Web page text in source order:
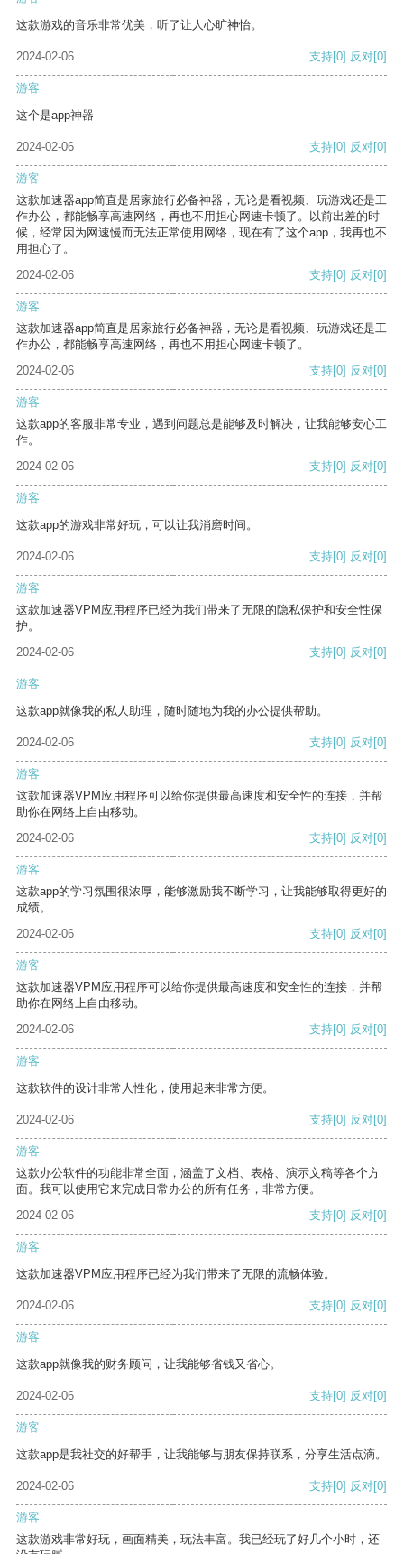
这款游戏的音乐非常优美，听了让人心旷神怡。
2024-02-06 支持[0] 反对[0]
游客
这个是app神器
2024-02-06 支持[0] 反对[0]
游客
这款加速器app简直是居家旅行必备神器，无论是看视频、玩游戏还是工
作办公，都能畅享高速网络，再也不用担心网速卡顿了。以前出差的时
候，经常因为网速慢而无法正常使用网络，现在有了这个app，我再也不
用担心了。
2024-02-06
支持[0] 反对[0]
游客
这款加速器app简直是居家旅行必备神器，无论是看视频、玩游戏还是工
作办公，都能畅享高速网络，再也不用担心网速卡顿了。
2024-02-06
支持[0] 反对[0]
游客
这款app的客服非常专业，遇到问题总是能够及时解决，让我能够安心工
作。
2024-02-06
支持[0] 反对[0]
游客
这款app的游戏非常好玩，可以让我消磨时间。
2024-02-06 支持[0] 反对[0]
游客
这款加速器VPM应用程序已经为我们带来了无限的隐私保护和安全性保
护。
2024-02-06
支持[0] 反对[0]
游客
这款app就像我的私人助理，随时随地为我的办公提供帮助。
2024-02-06 支持[0] 反对[0]
游客
这款加速器VPM应用程序可以给你提供最高速度和安全性的连接，并帮
助你在网络上自由移动。
2024-02-06
支持[0] 反对[0]
游客
这款app的学习氛围很浓厚，能够激励我不断学习，让我能够取得更好的
成绩。
2024-02-06
支持[0] 反对[0]
游客
这款加速器VPM应用程序可以给你提供最高速度和安全性的连接，并帮
助你在网络上自由移动。
2024-02-06
支持[0] 反对[0]
游客
这款软件的设计非常人性化，使用起来非常方便。
2024-02-06 支持[0] 反对[0]
游客
这款办公软件的功能非常全面，涵盖了文档、表格、演示文稿等各个方
面。我可以使用它来完成日常办公的所有任务，非常方便。
2024-02-06
支持[0] 反对[0]
游客
这款加速器VPM应用程序已经为我们带来了无限的流畅体验。
2024-02-06 支持[0] 反对[0]
游客
这款app就像我的财务顾问，让我能够省钱又省心。
2024-02-06 支持[0] 反对[0]
游客
这款app是我社交的好帮手，让我能够与朋友保持联系，分享生活点滴。
2024-02-06 支持[0] 反对[0]
游客
这款游戏非常好玩，画面精美，玩法丰富。我已经玩了好几个小时，还